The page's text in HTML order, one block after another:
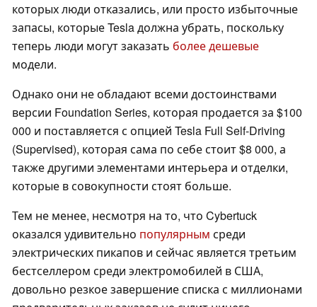
которых люди отказались, или просто избыточные
запасы, которые Tesla должна убрать, поскольку
теперь люди могут заказать более дешевые
модели.
Однако они не обладают всеми достоинствами
версии Foundation Series, которая продается за $100
000 и поставляется с опцией Tesla Full Self-Driving
(Supervised), которая сама по себе стоит $8 000, а
также другими элементами интерьера и отделки,
которые в совокупности стоят больше.
Тем не менее, несмотря на то, что Cybertuck
оказался удивительно популярным среди
электрических пикапов и сейчас является третьим
бестселлером среди электромобилей в США,
довольно резкое завершение списка с миллионами